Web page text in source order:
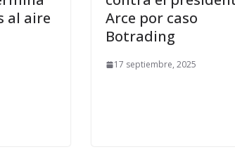
al aire
Arce por caso
Botrading
17 septiembre, 2025